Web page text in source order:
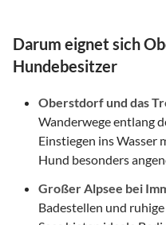
Darum eignet sich
Hundebesitzer
Oberstdorf und das
Wanderwege entlang
Einstiegen ins Wasser
Hund besonders
Großer Alpsee bei
Badestellen und